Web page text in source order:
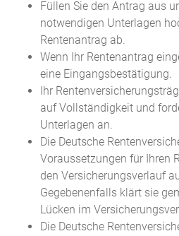
Füllen Sie den Antrag aus
notwendigen Unterlagen
Rentenantrag ab.
Wenn Ihr Rentenantrag
eine Eingangsbestätigung.
Ihr
auf Vollständigkeit und
Unterlagen an.
Die Deutsche
Voraussetzungen für Ihren
den Versicherungsverlauf
Gegebenenfalls klärt sie
Lücken im
Die Deutsche